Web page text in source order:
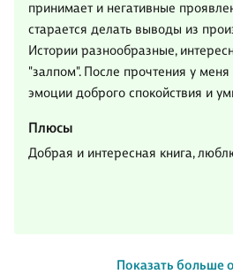
принимает и негативные
старается делать выводы из
Истории разнообразные,
"залпом". После прочтения у
эмоции доброго спокойствия и
Плюсы
Добрая и интересная книга,
Показать больше